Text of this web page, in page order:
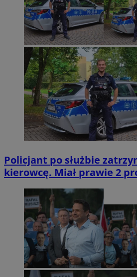
Policjant po służbie
kierowcę. Miał prawie 2